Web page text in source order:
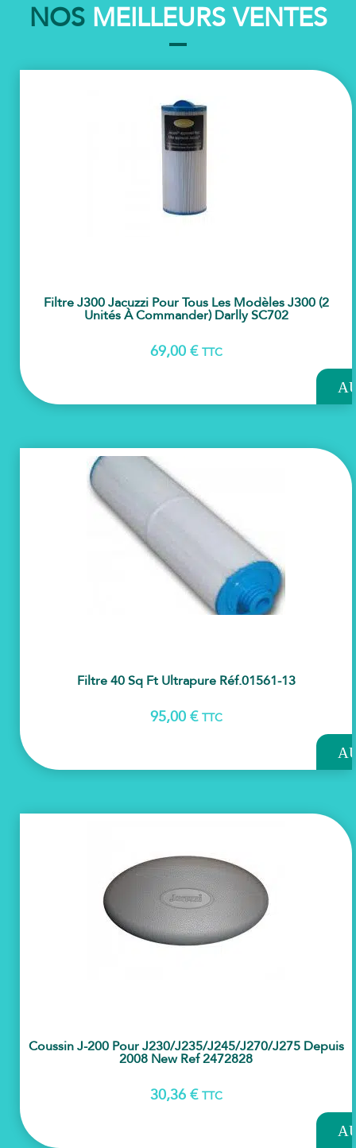
NOS MEILLEURS VENTES
Filtre J300 Jacuzzi Pour Tous Les Modèles J300 (2
Unités À Commander) Darlly SC702
69,00 € TTC
Filtre 40 Sq Ft Ultrapure Réf.01561-13
95,00 € TTC
Coussin J-200 Pour J230/j235/j245/j270/j275 Depuis
2008 New Ref 2472828
30,36 € TTC